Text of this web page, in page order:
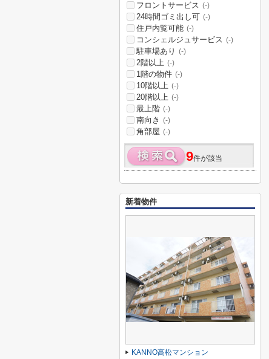
フロントサービス (-)
24時間ゴミ出し可 (-)
住戸内覧可能 (-)
コンシェルジュサービス (-)
駐車場あり (-)
2階以上 (-)
1階の物件 (-)
10階以上 (-)
20階以上 (-)
最上階 (-)
南向き (-)
角部屋 (-)
9件が該当
新着物件
KANNO高松マンション